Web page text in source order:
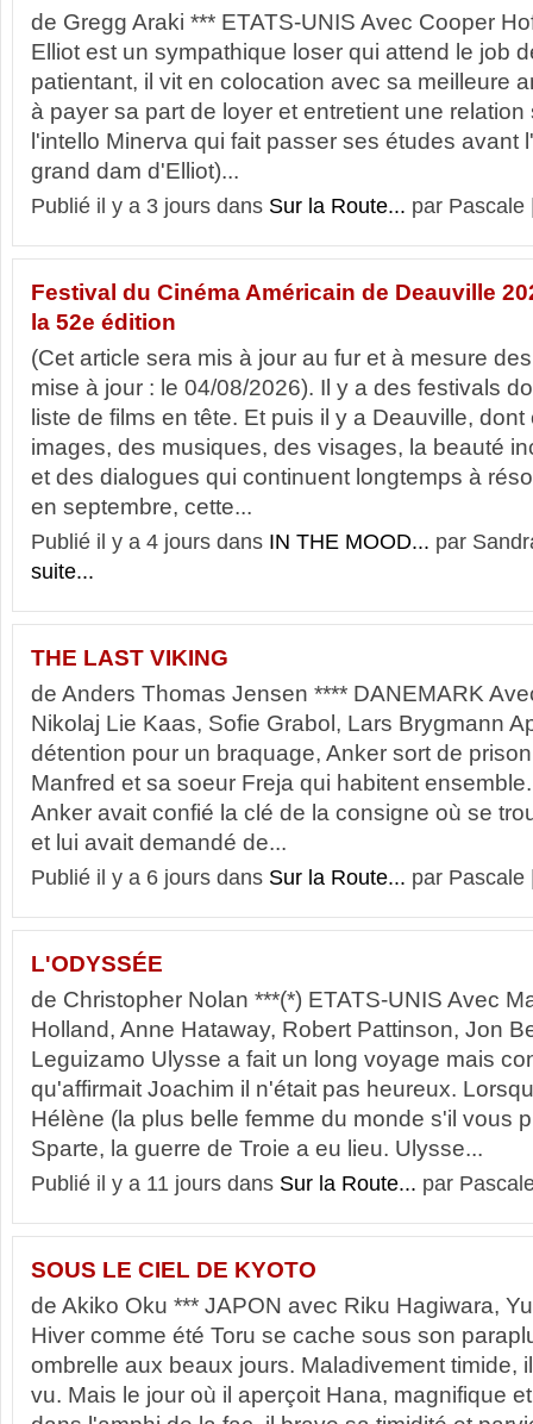
de Gregg Araki *** ETATS-UNIS Avec Cooper
Elliot est un sympathique loser qui attend le job
patientant, il vit en colocation avec sa meilleure
à payer sa part de loyer et entretient une
l'intello Minerva qui fait passer ses études avant
grand dam d'Elliot)...
Publié il y a 3 jours dans Sur la Route... par
Festival du Cinéma Américain de Deauville
la 52e édition
(Cet article sera mis à jour au fur et à mesure
mise à jour : le 04/08/2026). Il y a des festivals
liste de films en tête. Et puis il y a Deauville,
images, des musiques, des visages, la beauté
et des dialogues qui continuent longtemps à
en septembre, cette...
Publié il y a 4 jours dans IN THE MOOD... par
suite...
THE LAST VIKING
de Anders Thomas Jensen **** DANEMARK
Nikolaj Lie Kaas, Sofie Grabol, Lars Brygmann
détention pour un braquage, Anker sort de
Manfred et sa soeur Freja qui habitent
Anker avait confié la clé de la consigne où se
et lui avait demandé de...
Publié il y a 6 jours dans Sur la Route... par
L'ODYSSÉE
de Christopher Nolan ***(*) ETATS-UNIS Avec
Holland, Anne Hataway, Robert Pattinson, Jon
Leguizamo Ulysse a fait un long voyage mais
qu'affirmait Joachim il n'était pas heureux.
Hélène (la plus belle femme du monde s'il vous
Sparte, la guerre de Troie a eu lieu. Ulysse...
Publié il y a 11 jours dans Sur la Route... par
SOUS LE CIEL DE KYOTO
de Akiko Oku *** JAPON avec Riku Hagiwara,
Hiver comme été Toru se cache sous son
ombrelle aux beaux jours. Maladivement timide,
vu. Mais le jour où il aperçoit Hana, magnifique